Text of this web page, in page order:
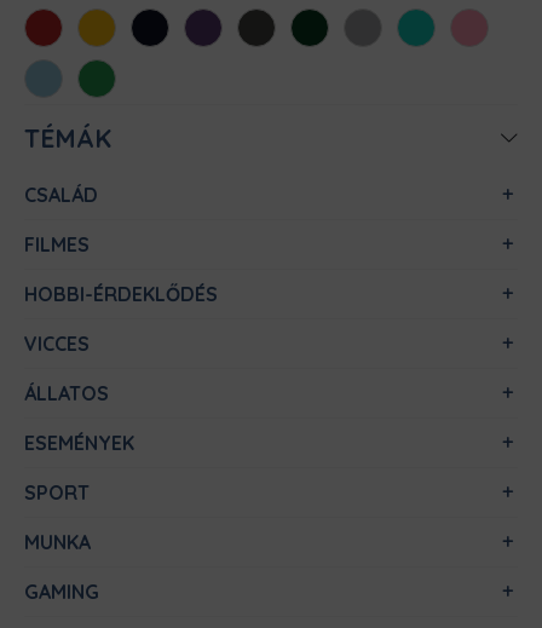
Piros SárgaSötétkékSötétlilaSötétszürke
SötétzöldSportszürke
Türkiz
Világos
rózsaszín
Világoskék
Zöld
TÉMÁK
CSALÁD
FILMES
HOBBI-ÉRDEKLŐDÉS
VICCES
ÁLLATOS
ESEMÉNYEK
SPORT
MUNKA
GAMING